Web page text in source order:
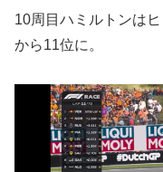
10周目ハミルトンは
から11位に。